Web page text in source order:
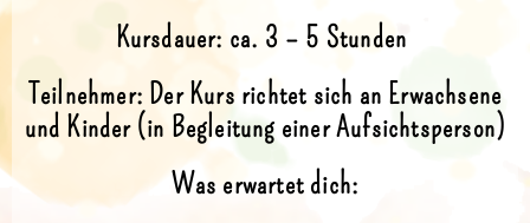
Kursdauer: ca. 3 – 5 Stunden
Teilnehmer: Der Kurs richtet sich an Erwachsene
und Kinder (in Begleitung einer Aufsichtsperson)
Was erwartet dich: